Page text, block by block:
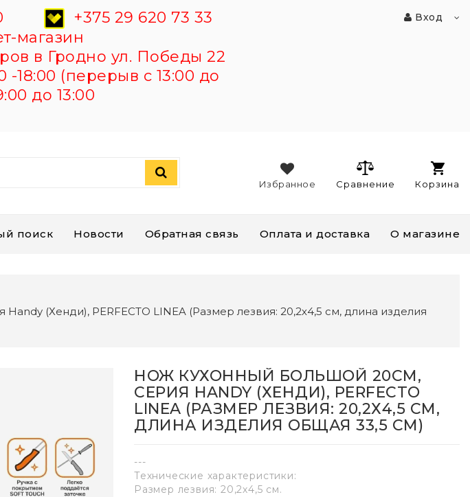
00
+375 29 620 73 33
магазин
в Гродно ул. Победы 22
18:00 (перерыв с 13:00 до
до 13:00
Вход
Корзина
Сравнение
Избранное
поиск Новости Обратная связь Оплата и доставка О магазине
(Хенди), PERFECTO LINEA (Размер лезвия: 20,2х4,5 см, длина изделия
НОЖ КУХОННЫЙ БОЛЬШОЙ 20СМ,
СЕРИЯ HANDY (ХЕНДИ), PERFECTO
LINEA (РАЗМЕР ЛЕЗВИЯ: 20,2Х4,5 СМ,
ДЛИНА ИЗДЕЛИЯ ОБЩАЯ 33,5 СМ)
---
Технические характеристики:
Размер лезвия: 20,2х4,5 см.